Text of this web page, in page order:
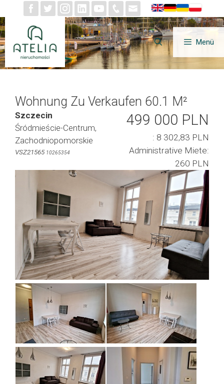
Inhalt
springen
Menü
Wohnung Zu Verkaufen 60.1 M²
Szczecin
Śródmieście-Centrum,
Zachodniopomorskie
VSZ21565 10265354
499 000 PLN
: 8 302,83 PLN
Administrative Miete:
260 PLN